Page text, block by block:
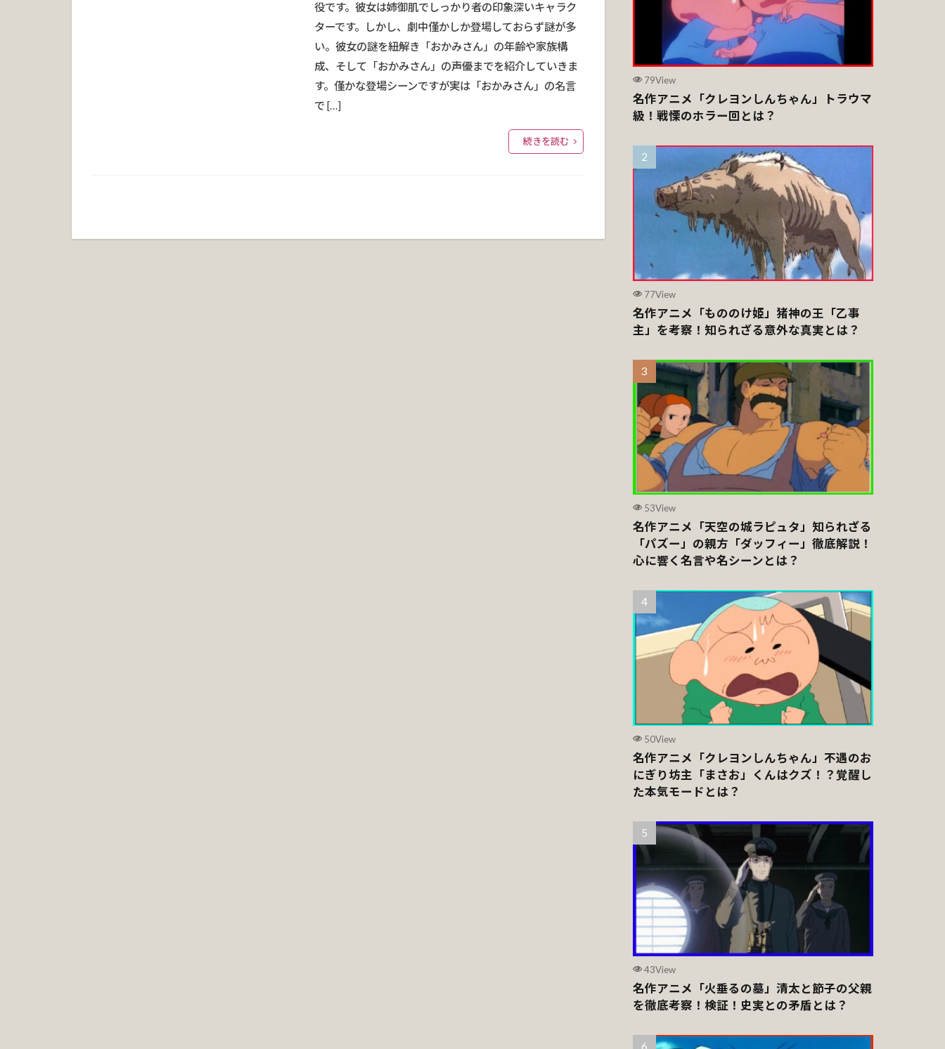
役です。彼女は姉御肌でしっかり者の印象深いキャラク
ターです。しかし、劇中僅かしか登場しておらず謎が多
い。彼女の謎を紐解き「おかみさん」の年齢や家族構
成、そして「おかみさん」の声優までを紹介していきま
す。僅かな登場シーンですが実は「おかみさん」の名言
で […]
続きを読む
79View
名作アニメ「クレヨンしんちゃん」トラウマ
級！戦慄のホラー回とは？
77View
名作アニメ「もののけ姫」猪神の王「乙事
主」を考察！知られざる意外な真実とは？
53View
名作アニメ「天空の城ラピュタ」知られざる
「パズー」の親方「ダッフィー」徹底解説！
心に響く名言や名シーンとは？
50View
名作アニメ「クレヨンしんちゃん」不遇のお
にぎり坊主「まさお」くんはクズ！？覚醒し
た本気モードとは？
43View
名作アニメ「火垂るの墓」清太と節子の父親
を徹底考察！検証！史実との矛盾とは？